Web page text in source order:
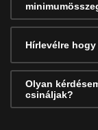
Hírlevélre
Olyan
csináljak?